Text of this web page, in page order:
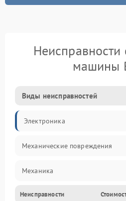
Неисправности
машины
Виды неисправностей
Электроника
Механические повреждения
Механика
Электропитание
Неисправности